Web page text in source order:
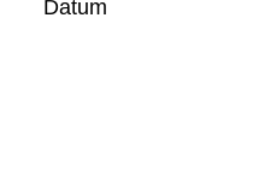
Datum